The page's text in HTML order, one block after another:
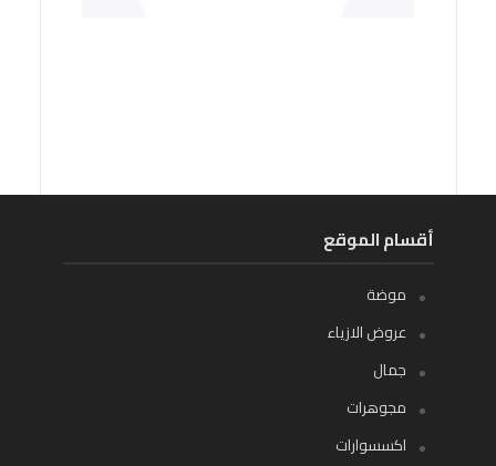
أقسام الموقع
موضة
عروض الازياء
جمال
مجوهرات
اكسسوارات